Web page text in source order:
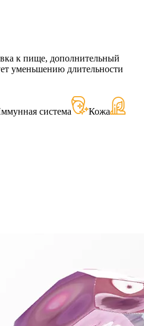
к пище, дополнительный
уменьшению длительности
система
Кожа